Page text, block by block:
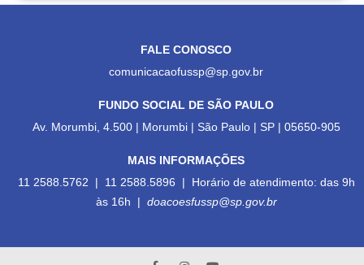
FALE CONOSCO
comunicacaofussp@sp.gov.br
FUNDO SOCIAL DE SÃO PAULO
Av. Morumbi, 4.500 | Morumbi | São Paulo | SP | 05650-905
MAIS INFORMAÇÕES
11 2588.5762 | 11 2588.5896 | Horário de atendimento: das 9h
às 16h | doacoesfussp@sp.gov.br